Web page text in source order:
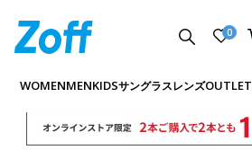
0
WOMENMENKIDSサングラスレンズOUTLET
商品詳細ページへ